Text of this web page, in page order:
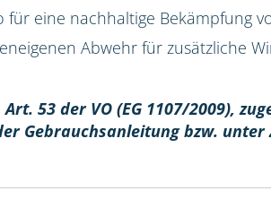
für eine nachhaltige Bekämpfung
Abwehr für zusätzliche
53 der VO (EG 1107/2009), z
Gebrauchsanleitung bzw. unter